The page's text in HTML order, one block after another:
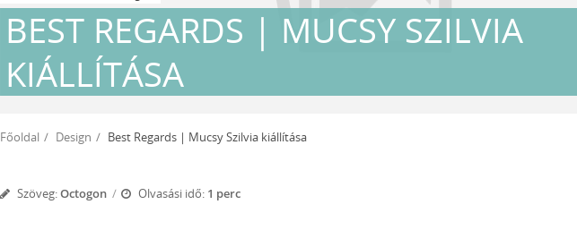
BEST REGARDS | MUCSY SZILVIA
KIÁLLÍTÁSA
Főoldal Design Best Regards | Mucsy Szilvia kiállítása
Szöveg:Octogon Olvasási idő: 1 perc